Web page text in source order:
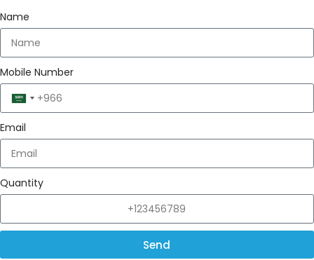
Name
Mobile Number
Saudi
+966
Email
Quantity
Send